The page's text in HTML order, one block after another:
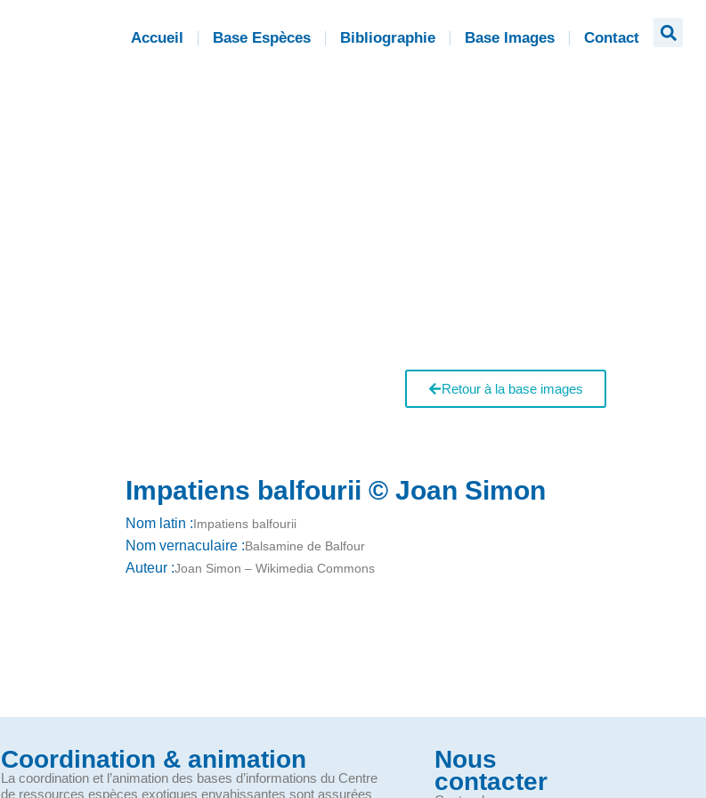
Accueil Base Espèces Bibliographie Base Images Contact
Retour à la base images
Impatiens balfourii © Joan Simon
Nom latin :Impatiens balfourii
Nom vernaculaire :Balsamine de Balfour
Auteur :Joan Simon – Wikimedia Commons
Coordination & animation
La coordination et l’animation des bases d’informations du Centre
de ressources espèces exotiques envahissantes sont assurées
Nous
contacter